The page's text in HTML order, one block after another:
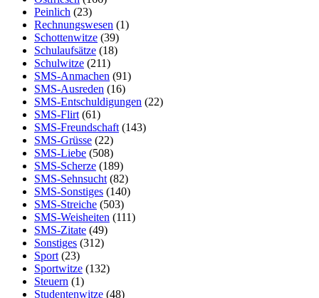
Peinlich (23)
Rechnungswesen (1)
Schottenwitze (39)
Schulaufsätze (18)
Schulwitze (211)
SMS-Anmachen (91)
SMS-Ausreden (16)
SMS-Entschuldigungen (22)
SMS-Flirt (61)
SMS-Freundschaft (143)
SMS-Grüsse (22)
SMS-Liebe (508)
SMS-Scherze (189)
SMS-Sehnsucht (82)
SMS-Sonstiges (140)
SMS-Streiche (503)
SMS-Weisheiten (111)
SMS-Zitate (49)
Sonstiges (312)
Sport (23)
Sportwitze (132)
Steuern (1)
Studentenwitze (48)